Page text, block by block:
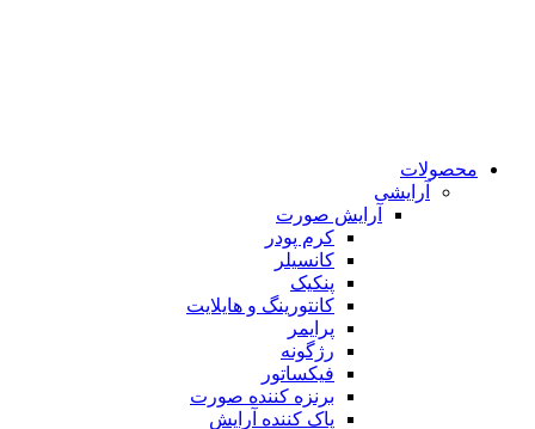
محصولات
آرایشی
آرایش صورت
کرم پودر
کانسیلر
پنکیک
کانتورینگ و هایلایت
پرایمر
رژگونه
فیکساتور
برنزه کننده صورت
پاک کننده آرایش